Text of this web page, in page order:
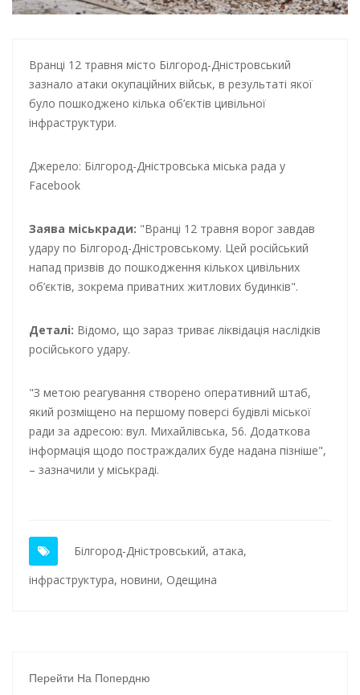
Вранці 12 травня місто Білгород-Дністровський
зазнало атаки окупаційних військ, в результаті якої
було пошкоджено кілька об’єктів цивільної
інфраструктури.
Джерело: Білгород-Дністровська міська рада у
Facebook
Заява міськради: "Вранці 12 травня ворог завдав
удару по Білгород-Дністровському. Цей російський
напад призвів до пошкодження кількох цивільних
об’єктів, зокрема приватних житлових будинків".
Деталі: Відомо, що зараз триває ліквідація наслідків
російського удару.
"З метою реагування створено оперативний штаб,
який розміщено на першому поверсі будівлі міської
ради за адресою: вул. Михайлівська, 56. Додаткова
інформація щодо постраждалих буде надана пізніше",
– зазначили у міськраді.
Білгород-Дністровський, атака,
інфраструктура, новини, Одещина
Перейти На Попердню